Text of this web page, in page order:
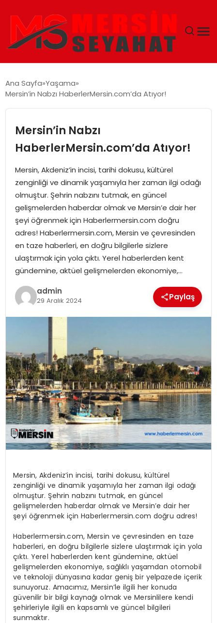
EĞITIM
TEKNOLOJI
GÜNCEL
Ana Sayfa Yaşama
Mersin’in Nabzı HaberlerMersin.com’da Atıyor!
Mersin’in Nabzı
HaberlerMersin.com’da Atıyor!
Mersin, Akdeniz’in incisi, tarihi dokusu, kültürel
zenginliği ve dinamik yaşamıyla her zaman ilgi odağı
olmuştur. Şehrin nabzını tutmak, en güncel
gelişmelerden haberdar olmak ve Mersin’e dair her
şeyi öğrenmek için Haberlermersin.com doğru
adres! Haberlermersin.com, Mersin ve çevresinden
en taze haberleri, en doğru bilgilerle sizlere
ulaştırmak için yola çıktı. Yerel haberlerden kent
gündemine, aktüel gelişmelerden ekonomiye,…
admin
29 Aralık 2024 Paylaş
Mersin, Akdeniz’in incisi, tarihi dokusu, kültürel
zenginliği ve dinamik yaşamıyla her zaman ilgi odağı
olmuştur. Şehrin nabzını tutmak, en güncel
gelişmelerden haberdar olmak ve Mersin’e dair her
şeyi öğrenmek için Haberlermersin.com doğru adres!
Haberlermersin.com, Mersin ve çevresinden en taze
haberleri, en doğru bilgilerle sizlere ulaştırmak için yola
çıktı. Yerel haberlerden kent gündemine, aktüel
gelişmelerden ekonomiye, sağlıklı yaşamdan otomobil
ve teknoloji dünyasına kadar geniş bir yelpazede içerik
sunuyoruz. Amacımız, Mersin’le ilgili her konuda
güvenilir bir bilgi kaynağı olmak ve Mersinlilere kendi
şehirleriyle ilgili en kapsamlı ve güncel bilgileri
sunmaktır.